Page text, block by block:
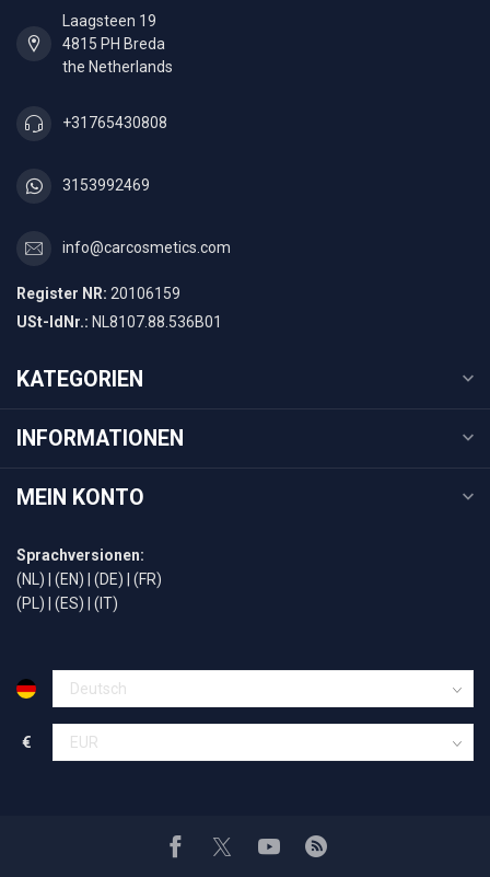
Laagsteen 19
4815 PH Breda
the Netherlands
+31765430808
3153992469
info@carcosmetics.com
Register NR: 20106159
USt-IdNr.: NL8107.88.536B01
KATEGORIEN
INFORMATIONEN
MEIN KONTO
Sprachversionen:
(NL)
(EN) (DE)
(FR)
(PL)
(ES) (IT)
€